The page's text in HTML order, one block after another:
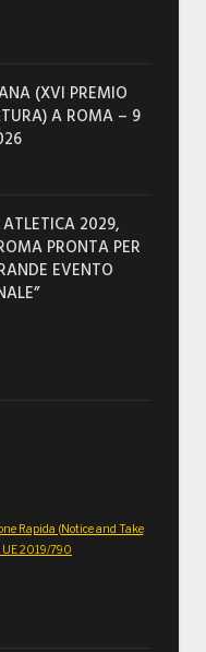
(XVI PREMIO
A ROMA – 9
2029,
PRONTA PER
EVENTO
Rapida (Notice and Take
UE 2019/790